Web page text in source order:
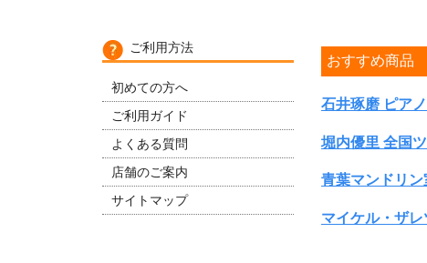
ご利用方法
初めての方へ
ご利用ガイド
よくある質問
店舗のご案内
サイトマップ
おすすめ商品
石井琢磨 ピア
堀内優里 全国
青葉マンドリ
マイケル・ザ